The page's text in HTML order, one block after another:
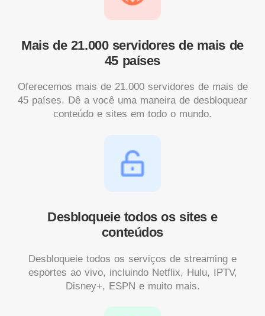
Mais de 21.000 servidores de mais de
45 países
Oferecemos mais de 21.000 servidores de mais de
45 países. Dê a você uma maneira de desbloquear
conteúdo e sites em todo o mundo.
Desbloqueie todos os sites e
conteúdos
Desbloqueie todos os serviços de streaming e
esportes ao vivo, incluindo Netflix, Hulu, IPTV,
Disney+, ESPN e muito mais.